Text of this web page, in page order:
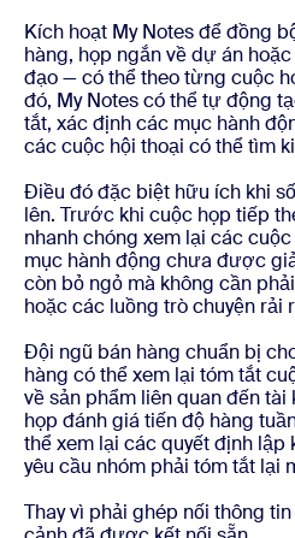
Kích hoạt My Notes để đồng
hàng, họp ngắn về dự án
đạo — có thể theo từng cuộc
đó, My Notes có thể tự động
tắt, xác định các mục hành
các cuộc hội thoại có thể tìm
Điều đó đặc biệt hữu ích khi
lên. Trước khi cuộc họp tiếp
nhanh chóng xem lại các
mục hành động chưa được
còn bỏ ngỏ mà không cần
hoặc các luồng trò chuyện rải
Đội ngũ bán hàng chuẩn bị
hàng có thể xem lại tóm tắt
về sản phẩm liên quan đến
họp đánh giá tiến độ hàng
thể xem lại các quyết định lập
yêu cầu nhóm phải tóm tắt lại
Thay vì phải ghép nối thông